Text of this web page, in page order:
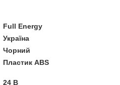
Full Energy
Україна
Чорний
Пластик ABS
24 В